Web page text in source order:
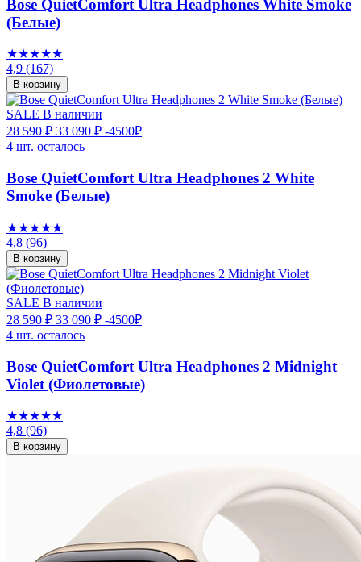
Bose QuietComfort Ultra Headphones White Smoke
(Белые)
★★★★★
4,9 (167)
В корзину
SALE В наличии
28 590 ₽ 33 090 ₽ -4500₽
4 шт. осталось
Bose QuietComfort Ultra Headphones 2 White
Smoke (Белые)
★★★★★
4,8 (96)
В корзину
SALE В наличии
28 590 ₽ 33 090 ₽ -4500₽
4 шт. осталось
Bose QuietComfort Ultra Headphones 2 Midnight
Violet (Фиолетовые)
★★★★★
4,8 (96)
В корзину